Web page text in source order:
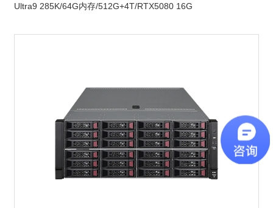
Ultra9 285K/64G内存/512G+4T/RTX5080 16G